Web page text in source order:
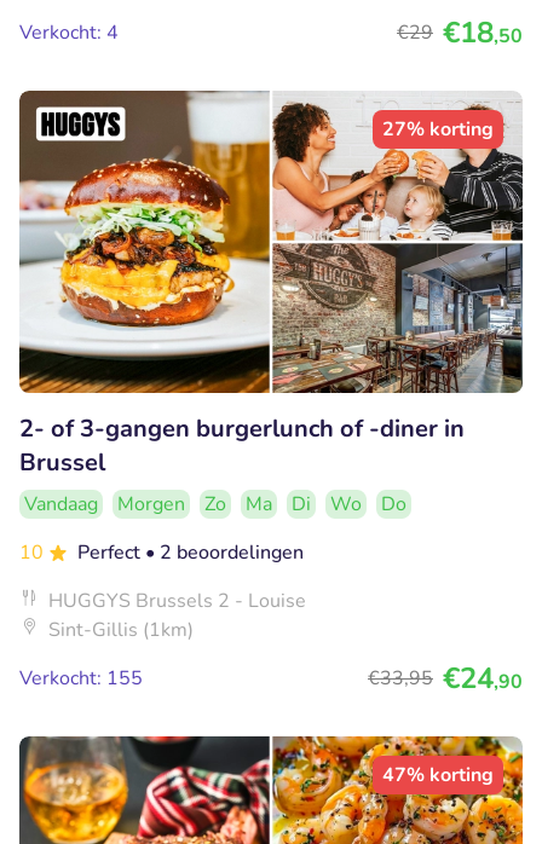
Verkocht: 4
€29 €18,50
27% korting
2- of 3-gangen burgerlunch of -diner in
Brussel
Vandaag Morgen Zo Ma Di Wo
Do
10
Perfect • 2 beoordelingen
HUGGYS Brussels 2 - Louise
Sint-Gillis (1km)
Verkocht: 155
€33,95 €24,90
47% korting